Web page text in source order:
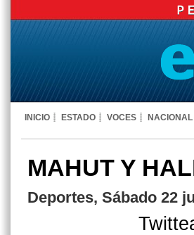
INICIO ESTADO VOCES NACIONAL
MAHUT Y
Deportes, Sábado 22